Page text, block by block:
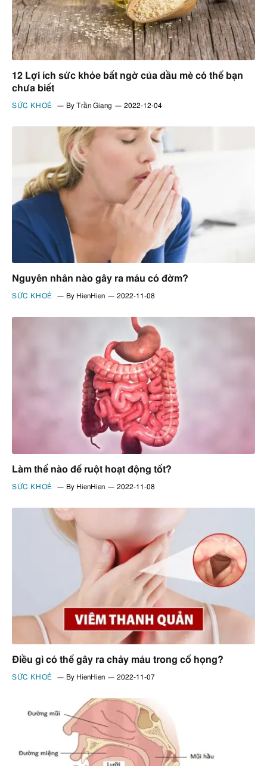
12 Lợi ích sức khỏe bất ngờ của dầu mè có thể bạn
chưa biết
SỨC KHOẺ By Trần Giang 2022-12-04
Nguyên nhân nào gây ra máu có đờm?
SỨC KHOẺ By HienHien 2022-11-08
Làm thế nào để ruột hoạt động tốt?
SỨC KHOẺ By HienHien 2022-11-08
Điều gì có thể gây ra chảy máu trong cổ họng?
SỨC KHOẺ By HienHien 2022-11-07